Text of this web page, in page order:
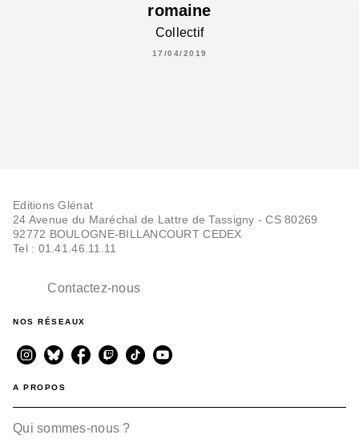
romaine
Collectif
17/04/2019
Editions Glénat
24 Avenue du Maréchal de Lattre de Tassigny - CS 80269
92772 BOULOGNE-BILLANCOURT CEDEX
Tel : 01.41.46.11.11
Contactez-nous
NOS RÉSEAUX
A PROPOS
Qui sommes-nous ?